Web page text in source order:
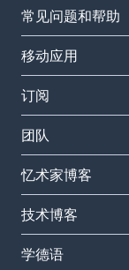
常见问题和帮助
移动应用
订阅
团队
忆术家博客
技术博客
学德语